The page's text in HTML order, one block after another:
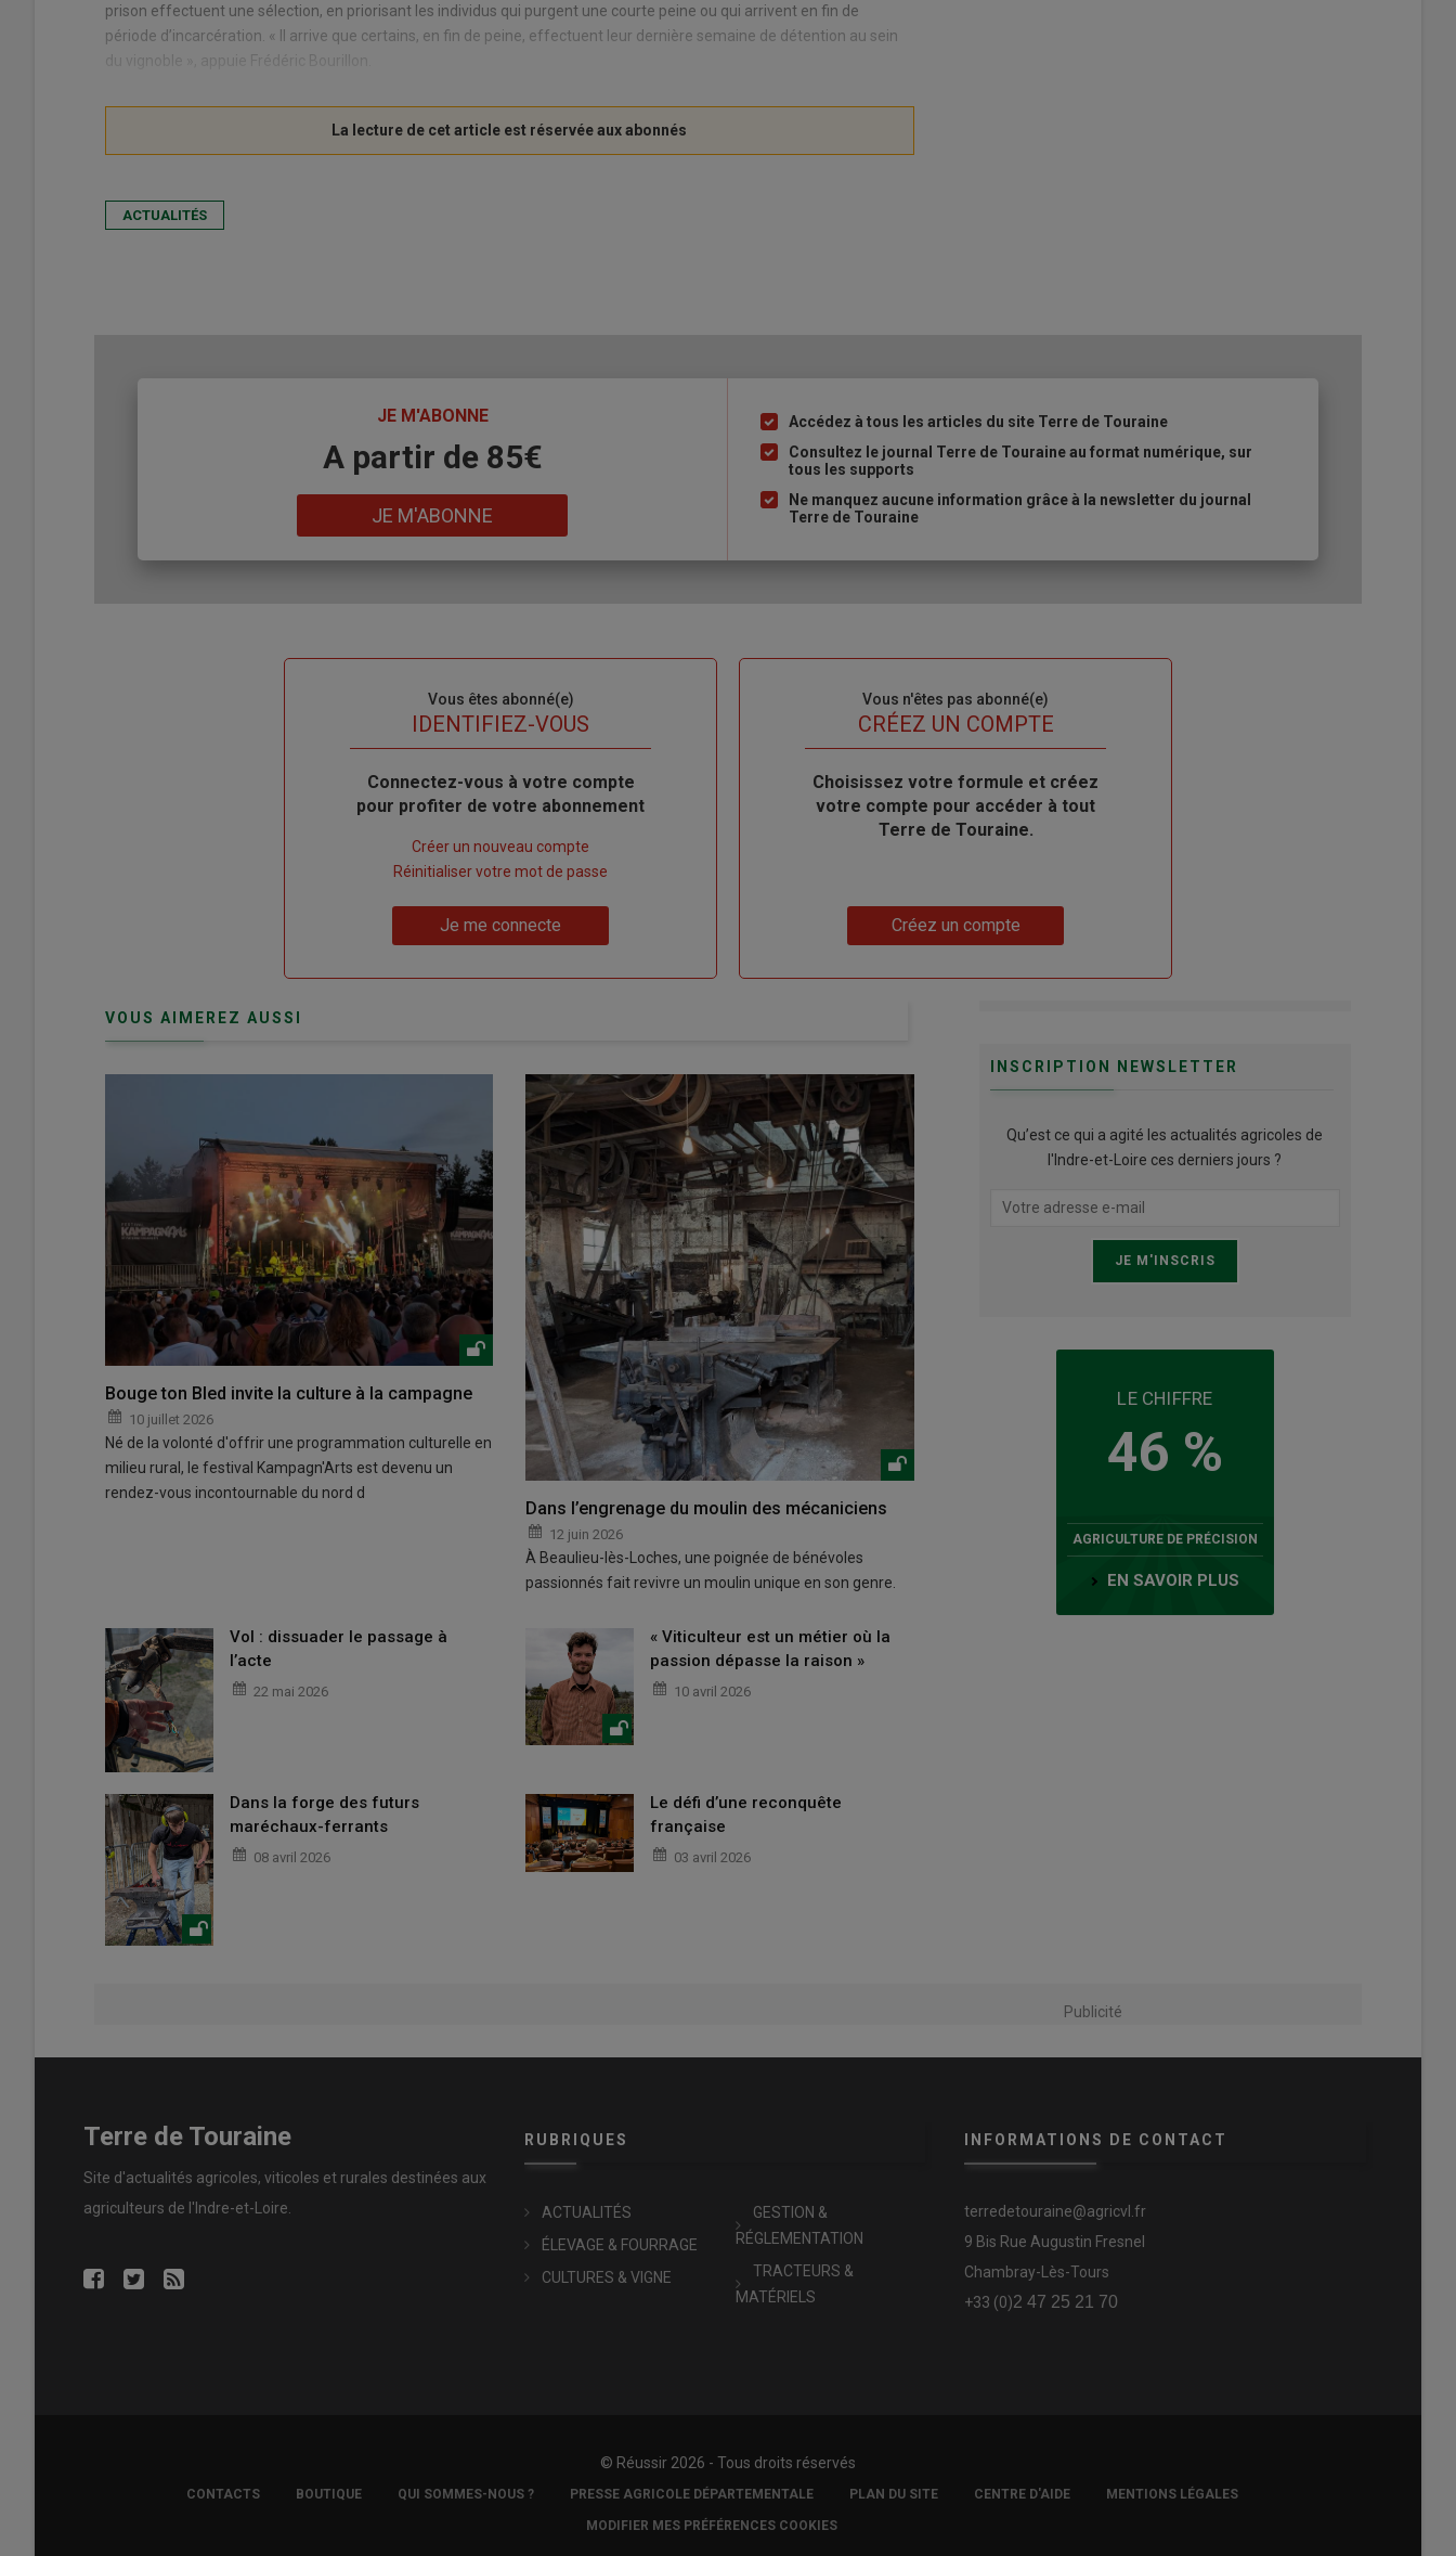
prison effectuent une sélection, en priorisant les individus qui purgent une courte peine ou qui arrivent en fin de
période d’incarcération. « Il arrive que certains, en fin de peine, effectuent leur dernière semaine de détention au sein
du vignoble », appuie Frédéric Bourillon.
ACTUALITÉS
JE M'ABONNE
A partir de 85€
JE M'ABONNE
Liste
à
puce
Accédez à tous les articles du site Terre de Touraine
Consultez le journal Terre de Touraine au format numérique, sur
tous les supports
Ne manquez aucune information grâce à la newsletter du journal
Terre de Touraine
Vous êtes abonné(e)
IDENTIFIEZ-VOUS
Body
Connectez-vous à votre compte
pour profiter de votre abonnement
compte"
Créer un nouveau compte
Réinitialiser votre mot de passe
Je me connecte
Vous n'êtes pas abonné(e)
TITRECRÉEZ UN COMPTE
Body
Choisissez votre formule et créez
votre compte pour accéder à tout
Terre de Touraine.
Créez un compte
VOUS AIMEREZ AUSSI
Bouge ton Bled invite la culture à la campagne
10 juillet 2026
Né de la volonté d'offrir une programmation culturelle en
milieu rural, le festival Kampagn'Arts est devenu un
rendez-vous incontournable du nord d
Dans l’engrenage du moulin des mécaniciens
12 juin 2026
À Beaulieu-lès-Loches, une poignée de bénévoles
passionnés fait revivre un moulin unique en son genre.
Vol : dissuader le passage à
l’acte
22 mai 2026
« Viticulteur est un métier où la
passion dépasse la raison »
10 avril 2026
Dans la forge des futurs
maréchaux-ferrants
08 avril 2026
Le défi d’une reconquête
française
03 avril 2026
INSCRIPTION NEWSLETTER
Qu’est ce qui a agité les actualités agricoles de
l'Indre-et-Loire ces derniers jours ?
LE CHIFFRE
46 %
AGRICULTURE DE PRÉCISION
EN SAVOIR PLUS
Publicité
Terre de Touraine
Site d'actualités agricoles, viticoles et rurales destinées aux
agriculteurs de l'Indre-et-Loire.
RUBRIQUES
ACTUALITÉS
ÉLEVAGE & FOURRAGE
CULTURES & VIGNE
GESTION &
RÉGLEMENTATION
TRACTEURS &
MATÉRIELS
INFORMATIONS DE CONTACT
terredetouraine@agricvl.fr
9 Bis Rue Augustin Fresnel
Chambray-Lès-Tours
+33 (0)2 47 25 21 70
© Réussir 2026 - Tous droits réservés
COPYRIGHTCONTACTS BOUTIQUE QUI SOMMES-NOUS ? PRESSE AGRICOLE DÉPARTEMENTALE PLAN DU SITE CENTRE D'AIDE MENTIONS LÉGALES
MODIFIER MES PRÉFÉRENCES COOKIES